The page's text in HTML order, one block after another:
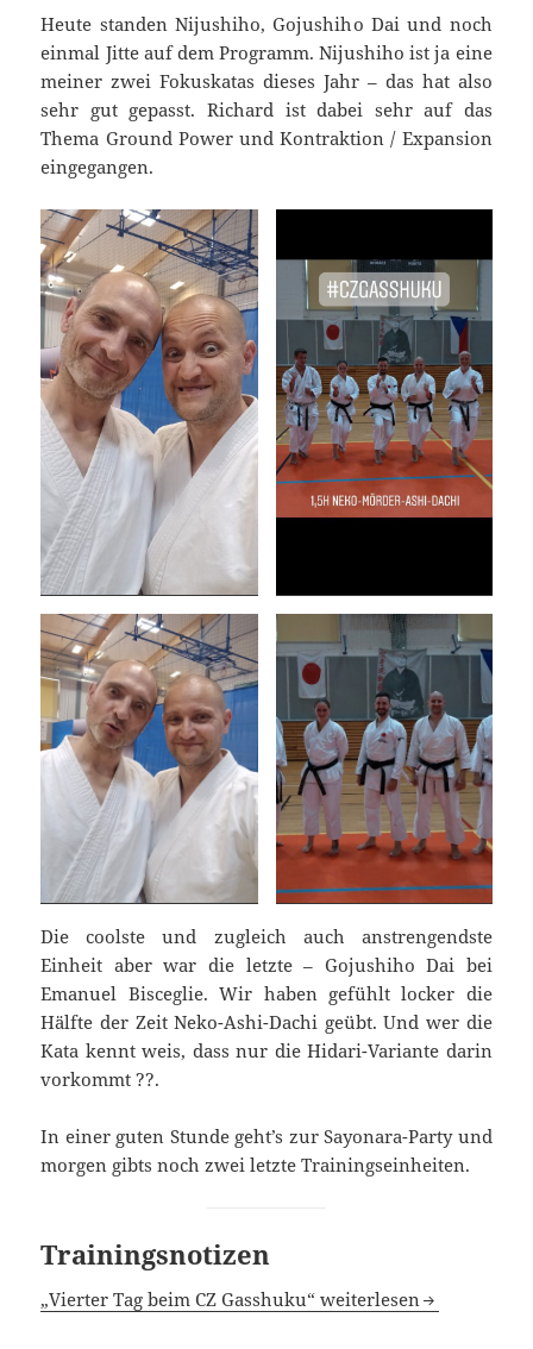
Heute standen Nijushiho, Gojushiho Dai und noch
einmal Jitte auf dem Programm. Nijushiho ist ja eine
meiner zwei Fokuskatas dieses Jahr – das hat also
sehr gut gepasst. Richard ist dabei sehr auf das
Thema Ground Power und Kontraktion / Expansion
eingegangen.
Die coolste und zugleich auch anstrengendste
Einheit aber war die letzte – Gojushiho Dai bei
Emanuel Bisceglie. Wir haben gefühlt locker die
Hälfte der Zeit Neko-Ashi-Dachi geübt. Und wer die
Kata kennt weis, dass nur die Hidari-Variante darin
vorkommt ??.
In einer guten Stunde geht’s zur Sayonara-Party und
morgen gibts noch zwei letzte Trainingseinheiten.
Trainingsnotizen
„Vierter Tag beim CZ Gasshuku“ weiterlesen